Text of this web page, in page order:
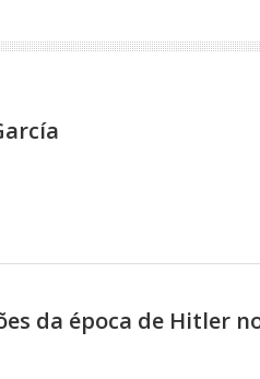
da época de Hitler